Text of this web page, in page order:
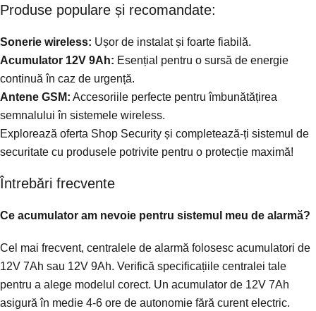
Produse populare și recomandate:
Sonerie wireless: Ușor de instalat și foarte fiabilă.
Acumulator 12V 9Ah: Esențial pentru o sursă de energie
continuă în caz de urgență.
Antene GSM: Accesoriile perfecte pentru îmbunătățirea
semnalului în sistemele wireless.
Explorează oferta Shop Security și completează-ți sistemul de
securitate cu produsele potrivite pentru o protecție maximă!
Întrebări frecvente
Ce acumulator am nevoie pentru sistemul meu de alarmă?
Cel mai frecvent, centralele de alarmă folosesc acumulatori de
12V 7Ah sau 12V 9Ah. Verifică specificațiile centralei tale
pentru a alege modelul corect. Un acumulator de 12V 7Ah
asigură în medie 4-6 ore de autonomie fără curent electric.